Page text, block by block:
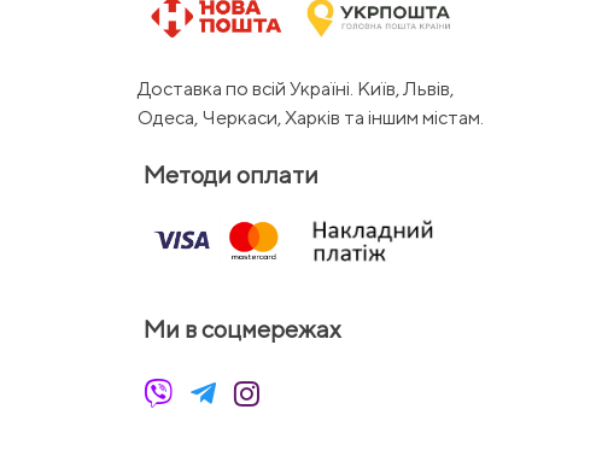
Доставка по всій Україні. Київ, Львів,
Одеса, Черкаси, Харків та іншим містам.
Методи оплати
Ми в соцмережах